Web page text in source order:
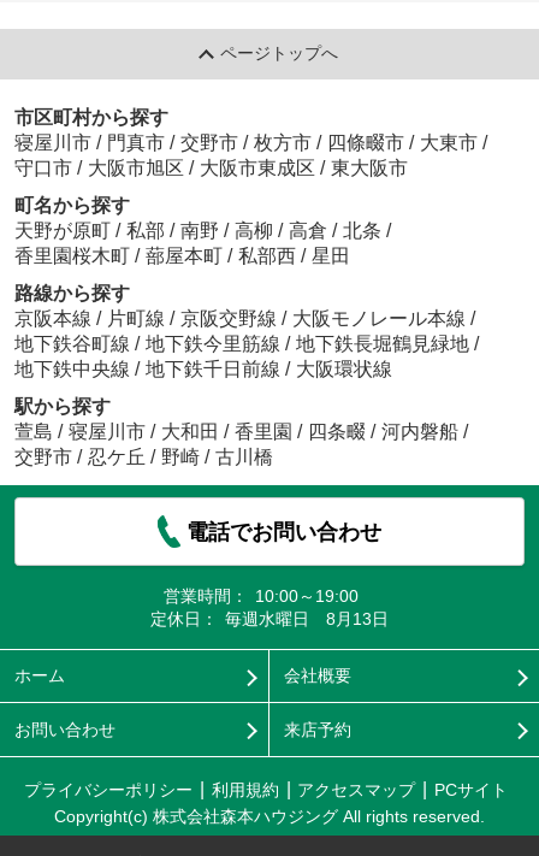
ページトップへ
市区町村から探す
寝屋川市 / 門真市 / 交野市 / 枚方市 / 四條畷市 / 大東市 /
守口市 / 大阪市旭区 / 大阪市東成区 / 東大阪市
町名から探す
天野が原町 / 私部 / 南野 / 高柳 / 高倉 / 北条 /
香里園桜木町 / 蔀屋本町 / 私部西 / 星田
路線から探す
京阪本線 / 片町線 / 京阪交野線 / 大阪モノレール本線 /
地下鉄谷町線 / 地下鉄今里筋線 / 地下鉄長堀鶴見緑地 /
地下鉄中央線 / 地下鉄千日前線 / 大阪環状線
駅から探す
萱島 / 寝屋川市 / 大和田 / 香里園 / 四条畷 / 河内磐船 /
交野市 / 忍ケ丘 / 野崎 / 古川橋
電話でお問い合わせ
営業時間：
10:00～19:00
定休日：
毎週水曜日 8月13日
ホーム 会社概要
お問い合わせ 来店予約
プライバシーポリシー 利用規約 アクセスマップ
PCサイト
Copyright(c) 株式会社森本ハウジング All rights reserved.